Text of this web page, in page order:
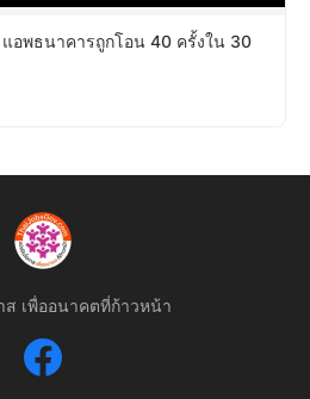
อพธนาคารถูกโอน 40 ครั้งใน 30
ส เพื่ออนาคตที่ก้าวหน้า